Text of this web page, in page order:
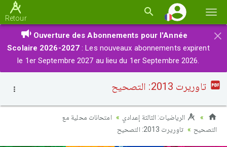
la
Retour
×
Ouverture des Abonnements pour l'Année
Scolaire 2026-2027 : Les nouveaux abonnements expirent
le 1er Septembre 2027 au lieu du 1er Septembre 2026.
تاوريرت 2013: التصحيح
الرياضيات: الثالثة إعدادي
امتحانات محلية مع
التصحيح
تاوريرت 2013: التصحيح